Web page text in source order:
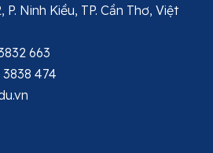
Ninh Kiều, TP. Cần Thơ, Việt
663
474